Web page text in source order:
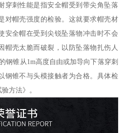
穿刺性能是指安全帽受到带尖角坠落
对帽壳强度的检验。这就要求帽壳材
安全帽在受到尖锐坠落物冲击时不会
帽壳太脆而破裂，以防坠落物扎伤人
钢锥从1m高度自由或加导向下落穿刺
钢锥不与头模接触者为合格。具体检
方法》。